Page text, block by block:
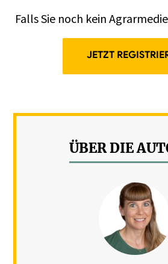
Falls Sie noch kein
JETZT
ÜBER DIE